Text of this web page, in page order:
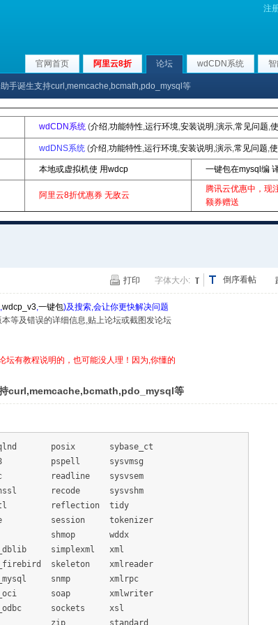
注
官网首页 阿里云8折 论坛 wdCDN系统
手诞生支持curl,memcache,bcmath,pdo_mysql等
wdCDN系统 (介绍,功能特性,运行环境,安装说明 ,演示,常见问题,
wdDNS系统 (介绍,功能特性,运行环境,安装说明 ,演示,常见问题,
本地或虚拟机使 用wdcp 一键包在mysql编
阿里云8折优惠券 无敌云
腾讯云优惠中，现
额券赠送
倒序看帖
打印 字体大小:
,wdcp_v3,一键包)及搜索,会让你更快解决问题
等及错误的详细信息,贴上论坛或截图发论坛
坛有教程说明的，也可能没人理！因为,你懂的
持curl,memcache,bcmath,pdo_mysql等
posix sybase_ct
pspell sysvmsg
readline sysvsem
recode sysvshm
reflection tidy
tokenizer
shmop wddx
simplexml xml
skeleton xmlreader
snmp xmlrpc
soap xmlwriter
sockets xsl
spl zip standard